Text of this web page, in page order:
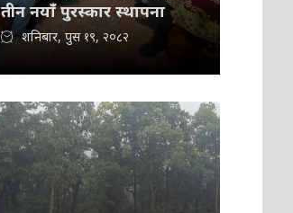
तीन नयाँ पुरस्कार स्थापना
शनिबार, पुस १९, २०८२